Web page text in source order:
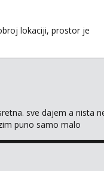
lokaciji, prostor je
sve dajem a nista
puno samo malo